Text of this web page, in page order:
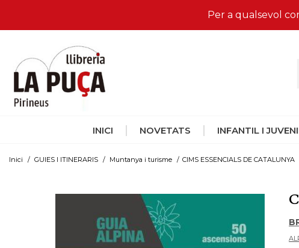
Per a qualsevol
INICI NOVETATS INFANTIL I
Inici / GUIES I ITINERARIS / Muntanya i turisme / CIMS ESSENCIALS DE CATALUNYA